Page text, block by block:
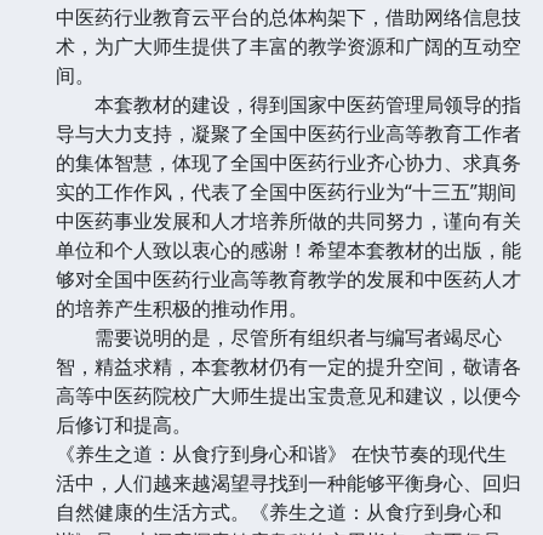
中医药行业教育云平台的总体构架下，借助网络信息技
术，为广大师生提供了丰富的教学资源和广阔的互动空
间。
本套教材的建设，得到国家中医药管理局领导的指
导与大力支持，凝聚了全国中医药行业高等教育工作者
的集体智慧，体现了全国中医药行业齐心协力、求真务
实的工作作风，代表了全国中医药行业为“十三五”期间
中医药事业发展和人才培养所做的共同努力，谨向有关
单位和个人致以衷心的感谢！希望本套教材的出版，能
够对全国中医药行业高等教育教学的发展和中医药人才
的培养产生积极的推动作用。
需要说明的是，尽管所有组织者与编写者竭尽心
智，精益求精，本套教材仍有一定的提升空间，敬请各
高等中医药院校广大师生提出宝贵意见和建议，以便今
后修订和提高。
《养生之道：从食疗到身心和谐》 在快节奏的现代生
活中，人们越来越渴望寻找到一种能够平衡身心、回归
自然健康的生活方式。《养生之道：从食疗到身心和